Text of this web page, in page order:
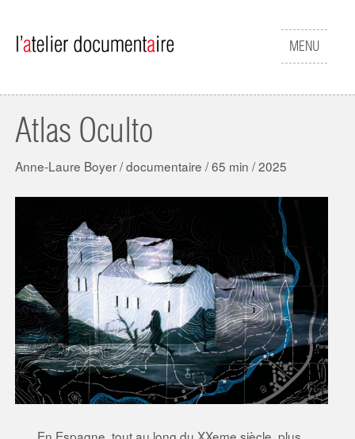
Afficher
le
MENU
Atlas Oculto
Anne-Laure Boyer / documentaire / 65 min / 2025